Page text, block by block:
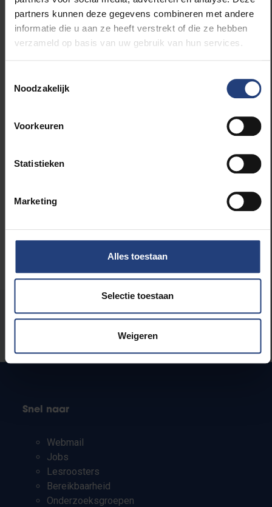
partners kunnen deze gegevens combineren met andere
informatie die u aan ze heeft verstrekt of die ze hebben
verzameld op basis van uw gebruik van hun services.
Noodzakelijk
Voorkeuren
Statistieken
Marketing
Alles toestaan
Selectie toestaan
Weigeren
Maatschappij en engagement
Laat het ons weten
Snel naar
Webmail
Jobs
Lesroosters
Bereikbaarheid
Onderzoeksgroepen